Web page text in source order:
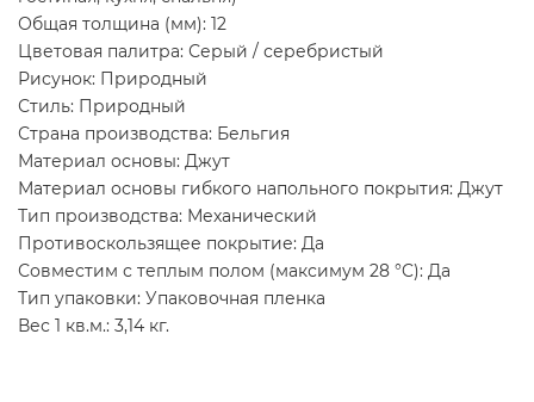
Общая толщина (мм): 12
Цветовая палитра: Серый / серебристый
Рисунок: Природный
Стиль: Природный
Страна производства: Бельгия
Материал основы: Джут
Материал основы гибкого напольного покрытия: Джут
Тип производства: Механический
Противоскользящее покрытие: Да
Совместим с теплым полом (максимум 28 °C): Да
Тип упаковки: Упаковочная пленка
Вес 1 кв.м.: 3,14 кг.